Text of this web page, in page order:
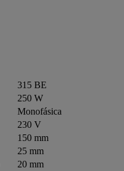
315 BE
250 W
Monofásica
230 V
150 mm
25 mm
20 mm